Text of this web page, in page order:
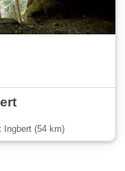
Ingbert (54 km)